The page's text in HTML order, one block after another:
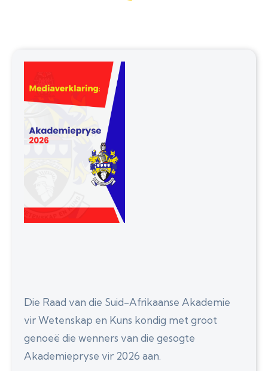
Die Raad van die Suid-Afrikaanse Akademie
vir Wetenskap en Kuns kondig met groot
genoeë die wenners van die gesogte
Akademiepryse vir 2026 aan.